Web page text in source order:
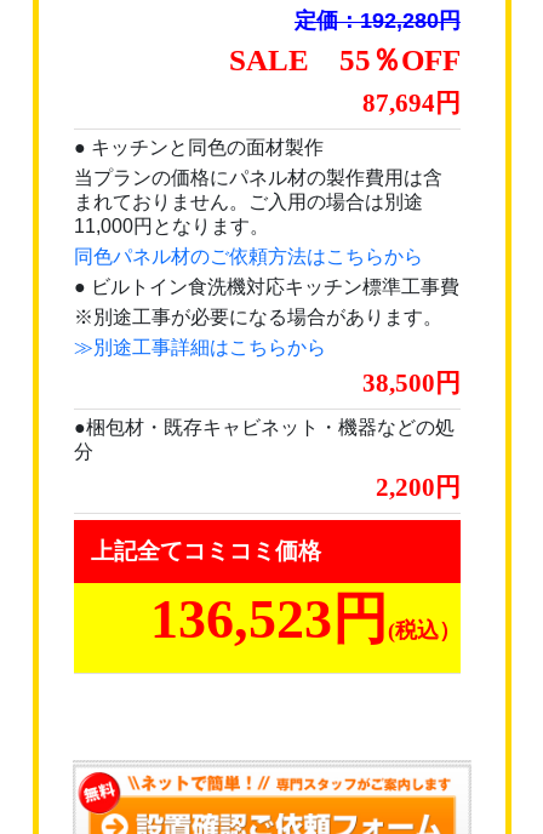
定価：192,280円
SALE 55％OFF
87,694円
● キッチンと同色の面材製作
当プランの価格にパネル材の製作費用は含
まれておりません。ご入用の場合は別途
11,000円となります。
同色パネル材のご依頼方法はこちらから
● ビルトイン食洗機対応キッチン標準工事費
※別途工事が必要になる場合があります。
≫別途工事詳細はこちらから
38,500
●梱包材・既存キャビネット・機器などの処
分
2,200
上記全てコミコミ価格
136,523円